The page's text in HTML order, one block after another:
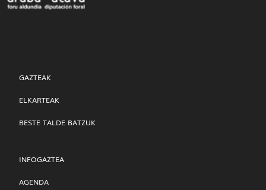
GAZTEAK
ELKARTEAK
BESTE TALDE BATZUK
INFOGAZTEA
AGENDA